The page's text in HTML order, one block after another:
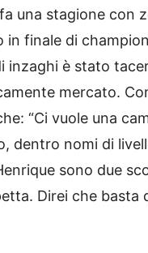
una stagione con
in finale di
inzaghi è stato
mercato.
“Ci vuole una
dentro nomi di
sono due
Direi che basta